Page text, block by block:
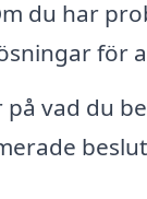
du har
för
på vad du